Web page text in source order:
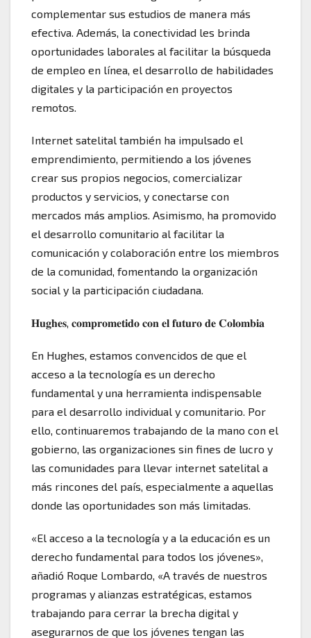
complementar sus estudios de manera más
efectiva. Además, la conectividad les brinda
oportunidades laborales al facilitar la búsqueda
de empleo en línea, el desarrollo de habilidades
digitales y la participación en proyectos
remotos.
Internet satelital también ha impulsado el
emprendimiento, permitiendo a los jóvenes
crear sus propios negocios, comercializar
productos y servicios, y conectarse con
mercados más amplios. Asimismo, ha promovido
el desarrollo comunitario al facilitar la
comunicación y colaboración entre los miembros
de la comunidad, fomentando la organización
social y la participación ciudadana.
𝐇𝐮𝐠𝐡𝐞𝐬, 𝐜𝐨𝐦𝐩𝐫𝐨𝐦𝐞𝐭𝐢𝐝𝐨 𝐜𝐨𝐧 𝐞𝐥 𝐟𝐮𝐭𝐮𝐫𝐨 𝐝𝐞 𝐂𝐨𝐥𝐨𝐦𝐛𝐢𝐚
En Hughes, estamos convencidos de que el
acceso a la tecnología es un derecho
fundamental y una herramienta indispensable
para el desarrollo individual y comunitario. Por
ello, continuaremos trabajando de la mano con el
gobierno, las organizaciones sin fines de lucro y
las comunidades para llevar internet satelital a
más rincones del país, especialmente a aquellas
donde las oportunidades son más limitadas.
«El acceso a la tecnología y a la educación es un
derecho fundamental para todos los jóvenes»,
añadió Roque Lombardo, «A través de nuestros
programas y alianzas estratégicas, estamos
trabajando para cerrar la brecha digital y
asegurarnos de que los jóvenes tengan las